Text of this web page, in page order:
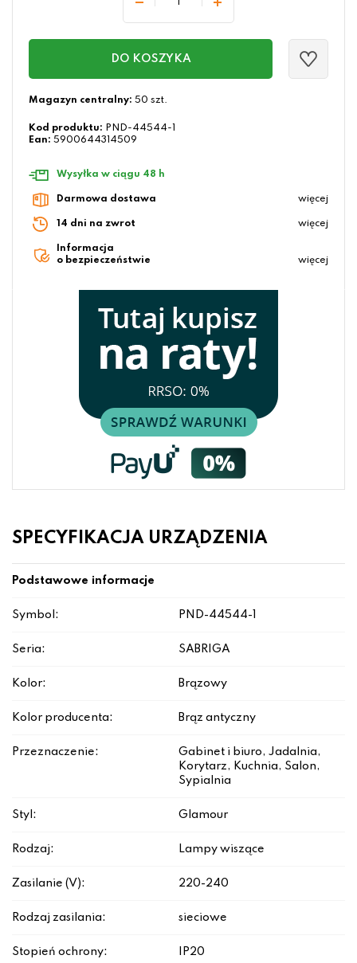
DO KOSZYKA
Magazyn centralny: 50 szt.
Kod produktu: PND-44544-1
Ean: 5900644314509
Wysyłka w ciągu 48 h
Darmowa dostawa więcej
14 dni na zwrot więcej
Informacja
o bezpieczeństwie
więcej
SPECYFIKACJA URZĄDZENIA
Podstawowe informacje
Symbol: PND-44544-1
Seria: SABRIGA
Kolor: Brązowy
Kolor producenta: Brąz antyczny
Przeznaczenie:
Gabinet i biuro, Jadalnia,
Korytarz, Kuchnia, Salon,
Sypialnia
Styl: Glamour
Rodzaj: Lampy wiszące
Zasilanie (V): 220-240
Rodzaj zasilania: sieciowe
Stopień ochrony: IP20